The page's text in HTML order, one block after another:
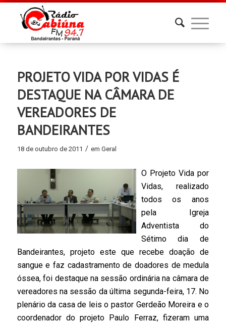
PROJETO VIDA POR VIDAS É
DESTAQUE NA CÂMARA DE
VEREADORES DE
BANDEIRANTES
18 de outubro de 2011 / em Geral
O Projeto Vida por
Vidas, realizado
todos os anos
pela Igreja
Adventista do
Sétimo dia de
Bandeirantes, projeto este que recebe doação de
sangue e faz cadastramento de doadores de medula
óssea, foi destaque na sessão ordinária na câmara de
vereadores na sessão da última segunda-feira, 17. No
plenário da casa de leis o pastor Gerdeão Moreira e o
coordenador do projeto Paulo Ferraz, fizeram uma